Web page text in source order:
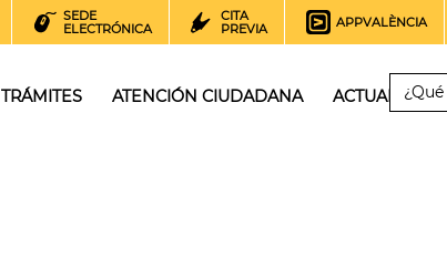
SEDE
ELECTRÓNICA
CITA
PREVIA
APPVALÈNCIA
TRÁMITES ATENCIÓN CIUDADANA ACTUALIDAD